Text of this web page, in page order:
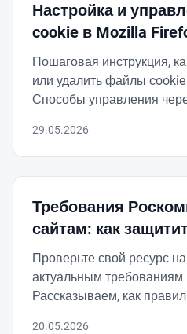
Настройка и
cookie в Mozilla
Пошаговая инструкция,
или удалить файлы
Способы управления
29.05.2026
Требования
сайтам: как
штрафов и
Проверьте свой ресурс
актуальным требованиям
Рассказываем, как
20.05.2026